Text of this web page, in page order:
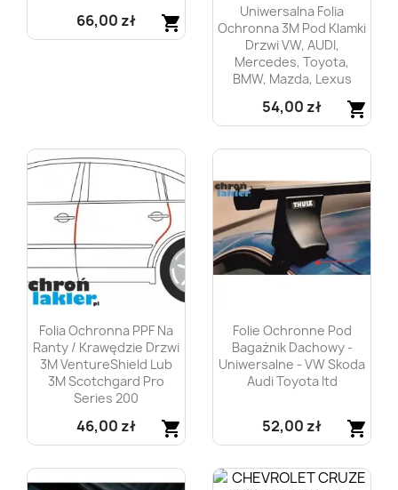
shopping_cart
66,00 zł
Uniwersalna Folia
Ochronna 3M Pod Klamki
Drzwi VW, AUDI,
Mercedes, Toyota,
BMW, Mazda, Lexus
shopping_cart
54,00 zł
Szybki podgląd
Folia Ochronna PPF Na
Ranty / Krawędzie Drzwi
3M VentureShield Lub
3M Scotchgard Pro
Series 200
shopping_cart
46,00 zł

Folie Ochronne Pod
Bagażnik Dachowy -
Uniwersalne - VW Skoda
Audi Toyota Itd
shopping_cart
52,00 zł
